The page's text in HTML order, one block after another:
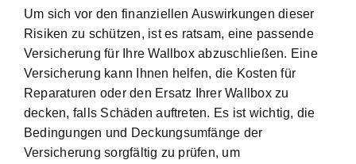
Um sich vor den finanziellen Auswirkungen dieser
Risiken zu schützen, ist es ratsam, eine passende
Versicherung für Ihre Wallbox abzuschließen. Eine
Versicherung kann Ihnen helfen, die Kosten für
Reparaturen oder den Ersatz Ihrer Wallbox zu
decken, falls Schäden auftreten. Es ist wichtig, die
Bedingungen und Deckungsumfänge der
Versicherung sorgfältig zu prüfen, um